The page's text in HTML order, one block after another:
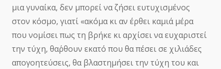
μια γυναίκα, δεν μπορεί να ζήσει ευτυχισμένος
στον κόσμο, γιατί «ακόμα κι αν έρθει καμιά μέρα
που νομίσει πως τη βρήκε κι αρχίσει να ευχαριστεί
την τύχη, θα΄ρθουν εκατό που θα πέσει σε χιλιάδες
απογοητεύσεις, θα βλαστημήσει την τύχη του και